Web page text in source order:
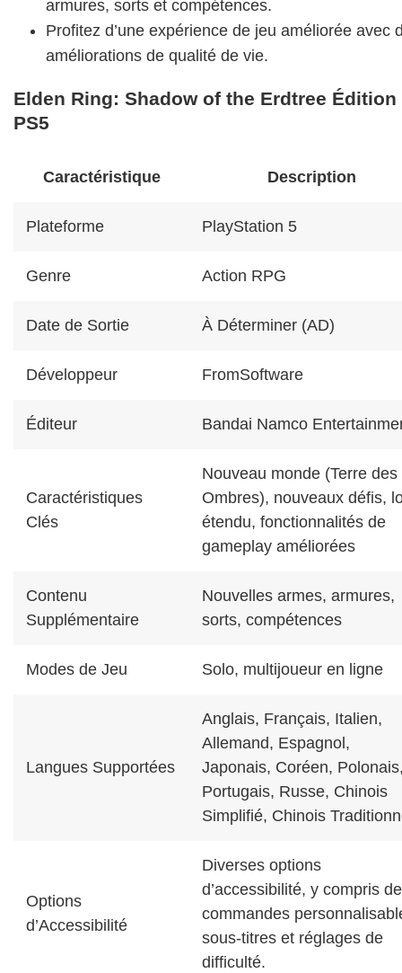
armures, sorts et compétences.
Profitez d’une expérience de jeu améliorée avec
améliorations de qualité de vie.
Elden Ring: Shadow of the Erdtree Édition
PS5
Caractéristique Description
Plateforme PlayStation 5
Genre Action RPG
Date de Sortie À Déterminer (AD)
Développeur FromSoftware
Éditeur Bandai Namco
Caractéristiques
Clés
Nouveau monde (Terre des
Ombres), nouveaux défis,
étendu, fonctionnalités de
gameplay améliorées
Contenu
Supplémentaire
Nouvelles armes, armures,
sorts, compétences
Modes de Jeu Solo, multijoueur en ligne
Langues Supportées
Anglais, Français, Italien,
Allemand, Espagnol,
Japonais, Coréen,
Portugais, Russe, Chinois
Simplifié, Chinois
Options
d’Accessibilité
Diverses options
d’accessibilité, y compris
commandes
sous-titres et réglages de
difficulté.